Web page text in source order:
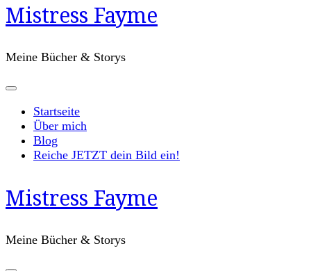
Mistress Fayme
Meine Bücher & Storys
Startseite
Über mich
Blog
Reiche JETZT dein Bild ein!
Mistress Fayme
Meine Bücher & Storys